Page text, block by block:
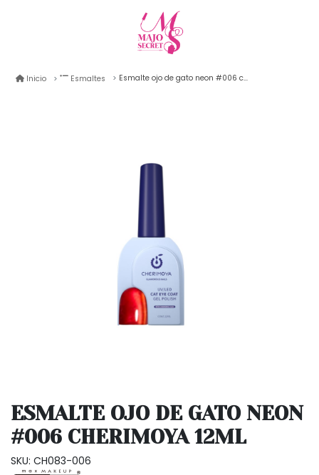
Inicio Esmaltes Esmalte ojo de gato neon #006 cherimoya 12ml
ESMALTE OJO DE GATO NEON
#006 CHERIMOYA 12ML
SKU: CH083-006